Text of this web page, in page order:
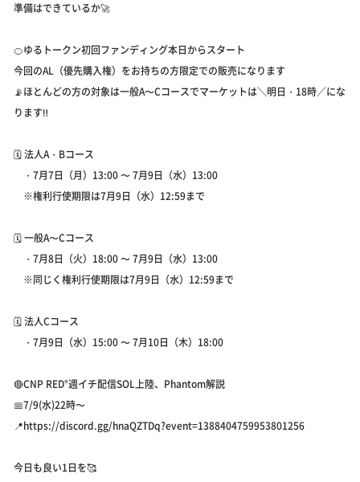
準備はできているか🚀
🍊ゆるトークン初回ファンディング本日からスタート
今回のAL（優先購入権）をお持ちの方限定での販売になります
📡ほとんどの方の対象は一般A〜Cコースでマーケットは＼明日・18時／にな
ります‼️
🗓 法人A・Bコース
・7月7日（月）13:00 〜 7月9日（水）13:00
※権利行使期限は7月9日（水）12:59まで
🗓 一般A〜Cコース
・7月8日（火）18:00 〜 7月9日（水）13:00
※同じく権利行使期限は7月9日（水）12:59まで
🗓 法人Cコース
・7月9日（水）15:00 〜 7月10日（木）18:00
🔴CNP RED°週イチ配信SOL上陸、Phantom解説
📅7/9(水)22時〜
📍https://discord.gg/hnaQZTDq?event=1388404759953801256
今日も良い1日を🥰